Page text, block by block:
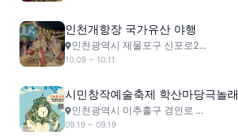
인천개항장 국가유산 야행
인천광역시 제물포구 신포로2...
10.09 ~ 10.11
시민창작예술축제 학산마당극놀래
인천광역시 미추홀구 경인로 ...
09.19 ~ 09.19